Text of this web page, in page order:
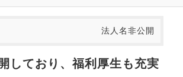
法人名非公開
しており、福利厚生も充実